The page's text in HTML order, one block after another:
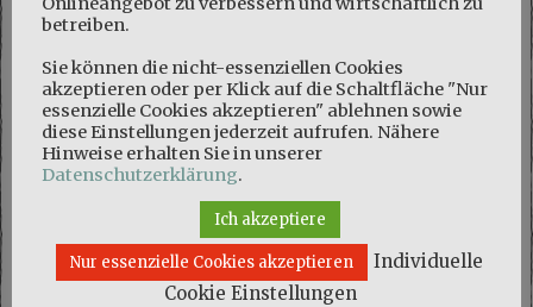
NEUESTE KOMMENTARE
Mariezu
Naturschutzgebiet Kösterbeck und eine kuriose Entdeckung
Naturschutzgebiet Kösterbeck und eine kuriose Entdeckung
betreiben.
Sie können die nicht-essenziellen Cookies
akzeptieren oder per Klick auf die Schaltfläche "Nur
essenzielle Cookies akzeptieren" ablehnen sowie
diese Einstellungen jederzeit aufrufen. Nähere
Hinweise erhalten Sie in unserer
Datenschutzerklärung.
Ich akzeptiere
Nur essenzielle Cookies akzeptieren
Individuelle
Cookie Einstellungen